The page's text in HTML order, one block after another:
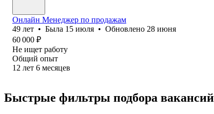
Онлайн Менеджер по продажам
49 лет • Была 15 июля • Обновлено 28 июня
60 000 ₽
Не ищет работу
Общий опыт
12 лет 6 месяцев
Быстрые фильтры подбора вакансий